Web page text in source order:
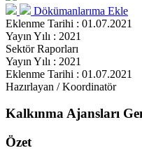
Dökümanlarıma Ekle
Eklenme Tarihi : 01.07.2021
Yayın Yılı : 2021
Sektör Raporları
Yayın Yılı : 2021
Eklenme Tarihi : 01.07.2021
Hazırlayan / Koordinatör
Kalkınma Ajansları
Özet